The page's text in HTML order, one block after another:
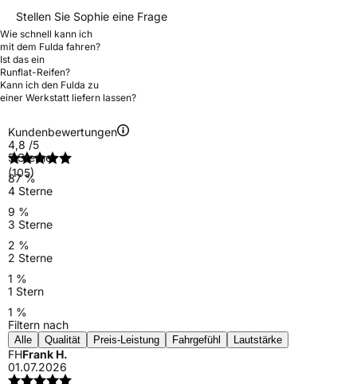
Stellen Sie Sophie eine Frage
Wie schnell kann ich
mit dem Fulda fahren?
Ist das ein
Runflat-Reifen?
Kann ich den Fulda zu
einer Werkstatt liefern lassen?
Kundenbewertungen
4,8 /5
(105)
5 Sterne
87 %
4 Sterne
9 %
3 Sterne
2 %
2 Sterne
1 %
1 Stern
1 %
Filtern nach
Alle Qualität Preis-Leistung Fahrgefühl Lautstärke
FHFrank H.
01.07.2026